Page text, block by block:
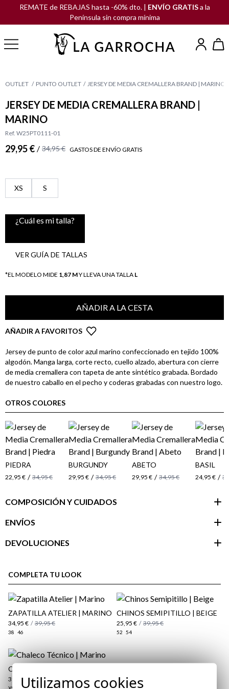
REMATE de REBAJAS hasta -60% dto. | ENVÍO GRATISa la
Península sin compra mínima
OUTLET PUNTO OUTLET JERSEY DE MEDIA CREMALLERA BRAND | MARINO
JERSEY DE MEDIA CREMALLERA BRAND |
MARINO
Ref. W25PT0111-01
29,95 € / 34,95 € GASTOS DE ENVÍO GRATIS
XS S
¿Cuál es mi talla?
VER GUÍA DE TALLAS
*EL MODELO MIDE 1,87 MY LLEVA UNA TALLA L
AÑADIR A LA CESTA
AÑADIR A FAVORITOS
Jersey de punto de color azul marino confeccionado en tejido 100%
algodón. Manga larga, corte recto, cuello alzado, abertura con cierre
de media cremallera con tapeta de ante sintético grabada. Bordado
de nuestro caballo en el pecho y coderas grabadas con nuestro logo.
OTROS COLORES
PIEDRA
22,95 € / 34,95 €
BURGUNDY
29,95 € / 34,95 €
ABETO
29,95 € / 34,95 €
BASIL
24,95 € /
COMPOSICIÓN Y CUIDADOS
ENVÍOS
DEVOLUCIONES
cliente
COMPLETA TU LOOK
ZAPATILLA ATELIER | MARINO
34,95 € / 39,95 €
38 46
CHINOS SEMIPITILLO | BEIGE
25,95 € / 39,95 €
52 54
CHALECO TÉCNICO | MARINO
39,95 € / 49,95 €
Utilizamos cookies